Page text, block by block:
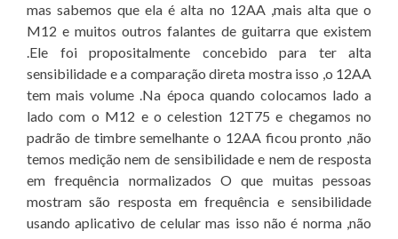
mas sabemos que ela é alta no 12AA ,mais alta que o
M12 e muitos outros falantes de guitarra que existem
.Ele foi propositalmente concebido para ter alta
sensibilidade e a comparação direta mostra isso ,o 12AA
tem mais volume .Na época quando colocamos lado a
lado com o M12 e o celestion 12T75 e chegamos no
padrão de timbre semelhante o 12AA ficou pronto ,não
temos medição nem de sensibilidade e nem de resposta
em frequência normalizados O que muitas pessoas
mostram são resposta em frequência e sensibilidade
usando aplicativo de celular mas isso não é norma ,não